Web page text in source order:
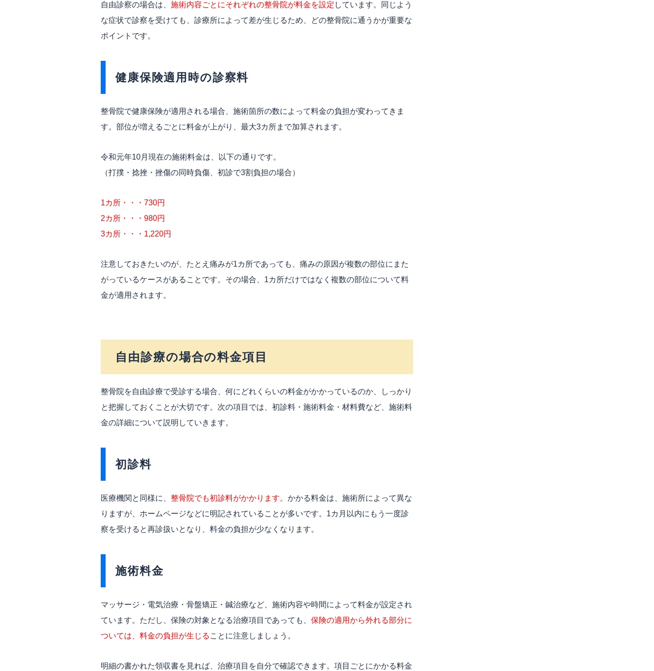
自由診察の場合は、 施術内容ごとにそれぞれの整骨院が料金を設定 しています。同じよう
な症状で診察を受けても、診療所によって差が生じるため、どの整骨院に通うかが重要な
ポイントです。
健康保険適用時の診察料
整骨院で健康保険が適用される場合、施術箇所の数によって料金の負担が変わってきま
す。部位が増えるごとに料金が上がり、最大3カ所まで加算されます。
令和元年10月現在の施術料金は、以下の通りです。
（打撲・捻挫・挫傷の同時負傷、初診で3割負担の場合）
1カ所・・・730円
2カ所・・・980円
3カ所・・・1,220円
注意しておきたいのが、たとえ痛みが1カ所であっても、痛みの原因が複数の部位にまた
がっているケースがあることです。その場合、1カ所だけではなく複数の部位について料
金が適用されます。
自由診療の場合の料金項目
整骨院を自由診療で受診する場合、何にどれくらいの料金がかかっているのか、しっかり
と把握しておくことが大切です。次の項目では、初診料・施術料金・材料費など、施術料
金の詳細について説明していきます。
初診料
医療機関と同様に、 整骨院でも初診料がかかります。 かかる料金は、施術所によって異な
りますが、ホームページなどに明記されていることが多いです。1カ月以内にもう一度診
察を受けると再診扱いとなり、料金の負担が少なくなります。
施術料金
マッサージ・電気治療・骨盤矯正・鍼治療など、施術内容や時間によって料金が設定され
ています。ただし、保険の対象となる治療項目であっても、 保険の適用から外れる部分に
ついては、料金の負担が生じる ことに注意しましょう。
明細の書かれた領収書を見れば、治療項目を自分で確認できます。項目ごとにかかる料金